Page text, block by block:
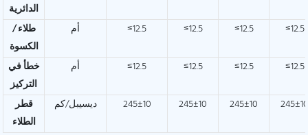
الدائرية
طلاء /
الكسوة
أم ≤12.5 ≤12.5 ≤12.5 ≤12.5
خطأ في
التركيز
أم ≤12.5 ≤12.5 ≤12.5 ≤12.5
قطر
الطلاء
ديسيبل/كم 245±10 245±10 245±10